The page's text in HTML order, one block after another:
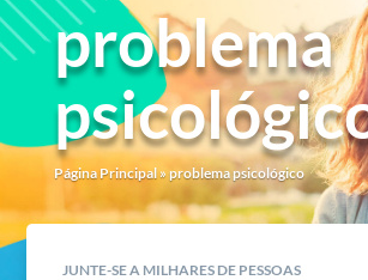
problema
Página Principal» problema psicológico
JUNTE-SE A MILHARES DE PESSOAS